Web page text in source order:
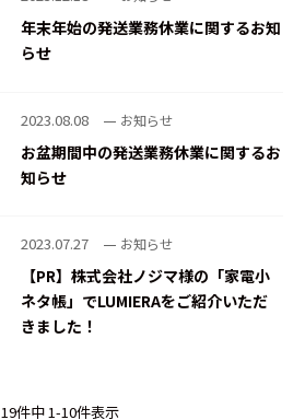
年末年始の発送業務休業に関するお知
らせ
2023.08.08 お知らせ
お盆期間中の発送業務休業に関するお
知らせ
2023.07.27 お知らせ
【PR】株式会社ノジマ様の「家電小
ネタ帳」でLUMIERAをご紹介いただ
きました！
19件中 1-10件表示